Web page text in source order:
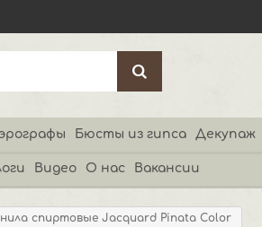
Бюсты из гипса Декупаж
Видео О нас Вакансии
спиртовые Jacquard Pinata Color